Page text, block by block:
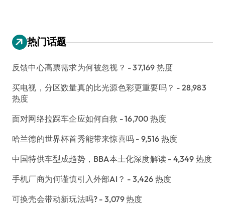
热门话题
反馈中心高票需求为何被忽视？ - 37,169 热度
买电视，分区数量真的比光源色彩更重要吗？ - 28,983
热度
面对网络拉踩车企应如何自救 - 16,700 热度
哈兰德的世界杯首秀能带来惊喜吗 - 9,516 热度
中国特供车型成趋势，BBA本土化深度解读 - 4,349 热度
手机厂商为何谨慎引入外部AI？ - 3,426 热度
可换壳会带动新玩法吗? - 3,079 热度